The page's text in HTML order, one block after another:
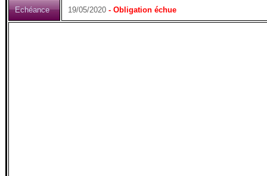
Echéance 19/05/2020 - Obligation échue